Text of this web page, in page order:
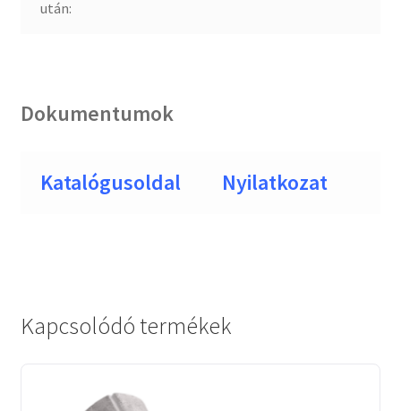
után:
Dokumentumok
Katalógusoldal Nyilatkozat
Kapcsolódó termékek